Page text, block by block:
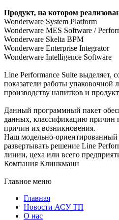
Продукт, на котором
Wonderware System Platform
Wonderware MES Software /
Wonderware Skelta BPM
Wonderware Enterprise Integrator
Wonderware Intelligence Software
Line Performance Suite выделяет,
показатели работы упаковочной
производству напитков и
Данный программный пакет
данных, классификацию причин
причин их возникновения.
Наш модельно-ориентированный
развертывать решение Line
линии, цеха или всего
Компания Клинкманн
Главное меню
Главная
Новости АСУ ТП
О нас